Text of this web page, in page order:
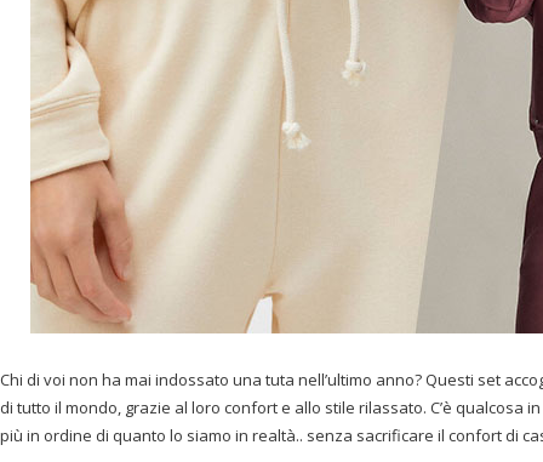
Chi di voi non ha mai indossato una tuta nell’ultimo anno? Questi set
di tutto il mondo, grazie al loro confort e allo stile rilassato. C’è qualcosa
più in ordine di quanto lo siamo in realtà.. senza sacrificare il confort di